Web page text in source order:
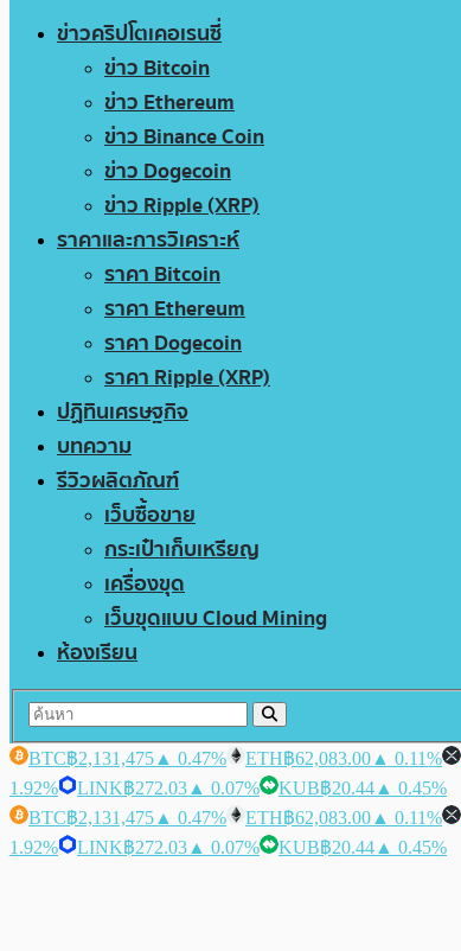
ข่าวคริปโตเคอเรนซี่
ข่าว Bitcoin
ข่าว Ethereum
ข่าว Binance Coin
ข่าว Dogecoin
ข่าว Ripple (XRP)
ราคาและการวิเคราะห์
ราคา Bitcoin
ราคา Ethereum
ราคา Dogecoin
ราคา Ripple (XRP)
ปฏิทินเศรษฐกิจ
บทความ
รีวิวผลิตภัณฑ์
เว็บซื้อขาย
กระเป๋าเก็บเหรียญ
เครื่องขุด
เว็บขุดแบบ Cloud Mining
ห้องเรียน
BTC฿2,131,475 ▲ 0.47% ETH฿62,083.00 ▲ 0.11%
1.92%
LINK฿272.03 ▲ 0.07% KUB฿20.44 ▲ 0.45%
BTC฿2,131,475 ▲ 0.47% ETH฿62,083.00 ▲ 0.11%
1.92%
LINK฿272.03 ▲ 0.07% KUB฿20.44 ▲ 0.45%